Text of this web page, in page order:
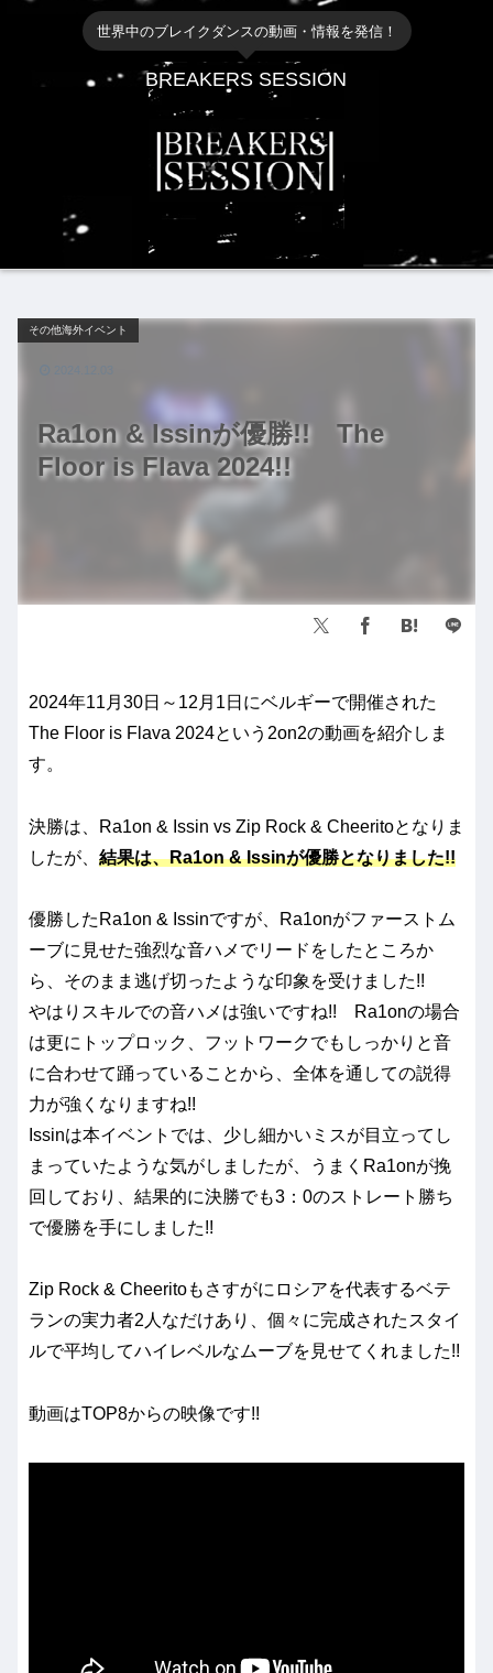
世界中のブレイクダンスの動画・情報を発信！
BREAKERS SESSION
Ra1on & Issinが優勝!! The
Floor is Flava 2024!!
その他海外イベント
2024年11月30日～12月1日にベルギーで開催された
The Floor is Flava 2024という2on2の動画を紹介しま
す。
決勝は、Ra1on & Issin vs Zip Rock & Cheeritoとなりま
したが、 結果は、Ra1on & Issinが優勝となりました!!
優勝したRa1on & Issinですが、Ra1onがファーストム
ーブに見せた強烈な音ハメでリードをしたところか
ら、そのまま逃げ切ったような印象を受けました!!
やはりスキルでの音ハメは強いですね!! Ra1onの場合
は更にトップロック、フットワークでもしっかりと音
に合わせて踊っていることから、全体を通しての説得
力が強くなりますね!!
Issinは本イベントでは、少し細かいミスが目立ってし
まっていたような気がしましたが、うまくRa1onが挽
回しており、結果的に決勝でも3：0のストレート勝ち
で優勝を手にしました!!
Zip Rock & Cheeritoもさすがにロシアを代表するベテ
ランの実力者2人なだけあり、個々に完成されたスタイ
ルで平均してハイレベルなムーブを見せてくれました!!
動画はTOP8からの映像です!!